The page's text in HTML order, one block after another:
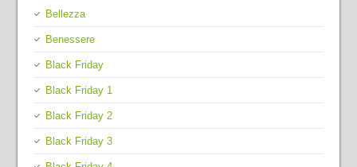
Bellezza
Benessere
Black Friday
Black Friday 1
Black Friday 2
Black Friday 3